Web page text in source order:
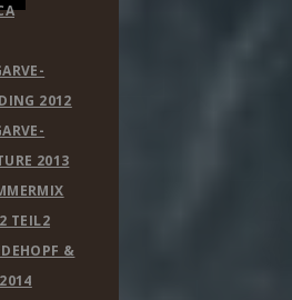
2012
2013
TEIL2
&